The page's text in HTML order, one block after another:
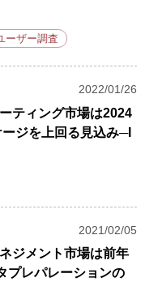
ーザー調査
2022/01/26
ティング市場は2024
ジを上回る見込み─I
2021/02/05
ジメント市場は前年
プレパレーションの